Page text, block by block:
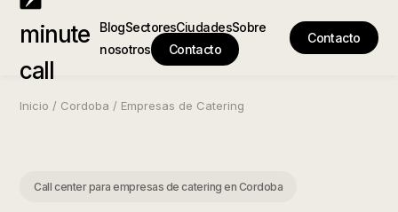
minute
call
BlogSectoresCiudadesSobre
nosotros
Contacto
Contacto
Inicio / Cordoba / Empresas de Catering
Call center para empresas de catering en Cordoba